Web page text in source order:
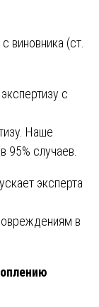
виновника (ст.
с
Наше
95% случаев.
эксперта
в